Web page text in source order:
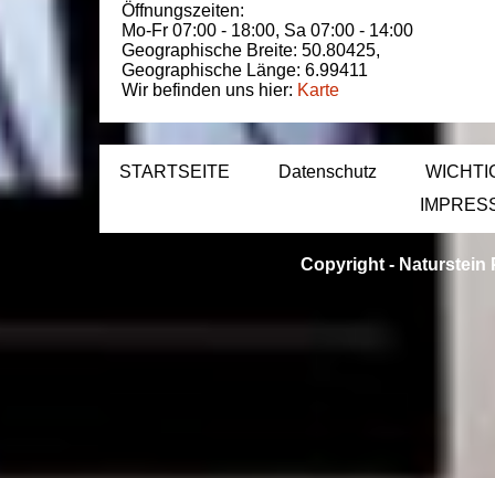
Öffnungszeiten:
Mo-Fr 07:00 - 18:00, Sa 07:00 - 14:00
Geographische Breite: 50.80425,
Geographische Länge: 6.99411
Wir befinden uns hier: Karte
STARTSEITE Datenschutz
Copyright - Naturstein